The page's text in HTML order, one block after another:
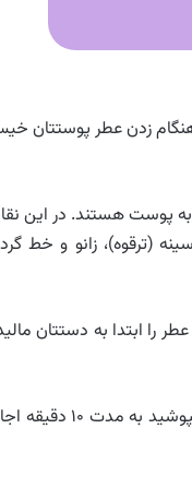
هنگام زدن عطر پوستتان
پوست هستند. در این
(ترقوه)، زانو و خط
را ابتدا به دستتان
قبل از اینکه لباس‌تان را بپوشید به مدت ۱۰